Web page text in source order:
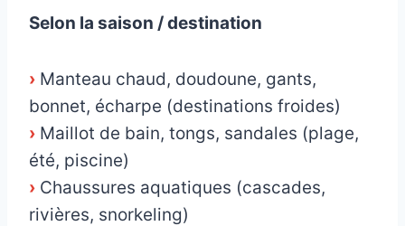
Selon la saison / destination
› Manteau chaud, doudoune, gants,
bonnet, écharpe (destinations froides)
› Maillot de bain, tongs, sandales (plage,
été, piscine)
› Chaussures aquatiques (cascades,
rivières, snorkeling)